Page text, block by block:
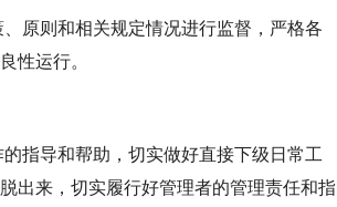
原则和相关规定情况进行监督，严格各
性运行。
指导和帮助，切实做好直接下级日常工
出来，切实履行好管理者的管理责任和指